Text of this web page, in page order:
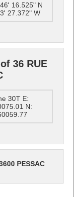
16.525" N
27.372" W
36 RUE
30T E:
N:
PESSAC